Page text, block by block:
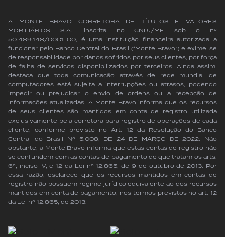
A MONTE BRAVO CORRETORA DE TÍTULOS E VALORES
MOBILIÁRIOS S.A., inscrita no CNPJ/ME sob o nº
50.489.148/0001-00, é uma instituição financeira autorizada a
funcionar pelo Banco Central do Brasil (“Monte Bravo”) e exime-se
de responsabilidade por danos sofridos por seus clientes, por força
de falha de serviços disponibilizados por terceiros. Ainda assim,
destaca que toda comunicação através de rede mundial de
computadores está sujeita a interrupções ou atrasos, podendo
impedir ou prejudicar o envio de ordens ou a recepção de
informações atualizadas. A Monte Bravo informa que os recursos
de seus clientes são mantidos em conta de registro utilizada
exclusivamente pela corretora para registro de operações de cada
cliente, conforme previsto no Art. 12 da Resolução do Banco
Central do Brasil Nº 5.008, DE 24 DE MARÇO DE 2022. Não
obstante, a Monte Bravo informa que estas contas de registro não
se confundem com as contas de pagamento de que tratam os arts.
6º, inciso IV, e 12 da Lei nº 12.865, de 9 de outubro de 2013. Por
essa razão, esclarece que os recursos mantidos em contas de
registro não possuem regime jurídico equivalente ao dos recursos
mantidos em conta de pagamento, nos termos previstos no art. 12
da Lei nº 12.865, de 2013.